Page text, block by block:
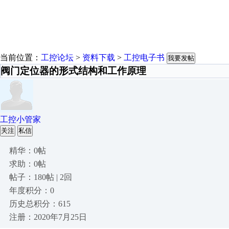
当前位置： 工控论坛 > 资料下载 > 工控电子书 我要发帖
阀门定位器的形式结构和工作原理
工控小管家
关注 私信
精华：0帖
求助：0帖
帖子：180帖 | 2回
年度积分：0
历史总积分：615
注册：2020年7月25日